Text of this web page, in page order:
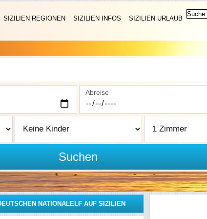
SIZILIEN REGIONEN SIZILIEN INFOS SIZILIEN URLAUB
Abreise
Suchen
NATIONALELF AUF SIZILIEN